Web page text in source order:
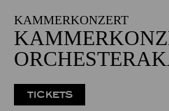
KAMMERKONZERT
TICKETS